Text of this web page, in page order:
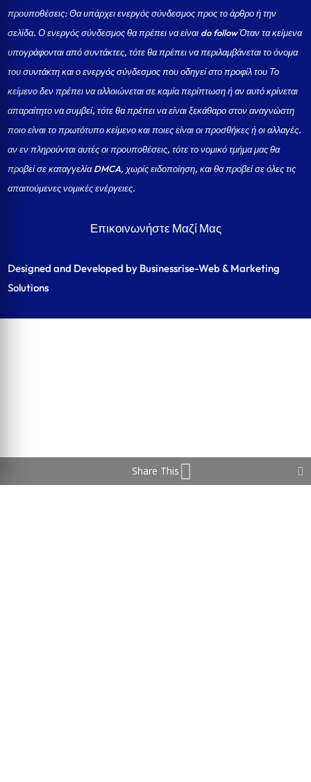
προυποθέσεις: Θα υπάρχει ενεργός σύνδεσμος προς το άρθρο ή την
σελίδα.Ο ενεργός σύνδεσμος θα πρέπει να είναι do follow Όταν τα κείμενα
υπογράφονται από συντάκτες, τότε θα πρέπει να περιλαμβάνεται το όνομα
του συντάκτη και ο ενεργός σύνδεσμος που οδηγεί στο προφίλ του Το
κείμενο δεν πρέπει να αλλοιώνεται σε καμία περίπτωση ή αν αυτό κρίνεται
απαραίτητο να συμβεί, τότε θα πρέπει να είναι ξεκάθαρο στον αναγνώστη
ποιο είναι το πρωτότυπο κείμενο και ποιες είναι οι προσθήκες ή οι αλλαγές.
αν εν πληρούνται αυτές οι προυποθέσεις, τότε το νομικό τμήμα μας θα
προβεί σε καταγγελία DMCA, χωρίς ειδοποίηση, και θα προβεί σε όλες τις
απαιτούμενες νομικές ενέργειες.
Επικοινωνήστε Μαζί Μας
Designed and Developed by Businessrise-Web & Marketing
Solutions
Share This